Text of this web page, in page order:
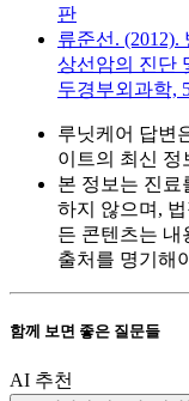
판
류준선.
상선암의 진단
두경부외과학,
루닛케어 답변
이트의 최신 정
본 정보는 진료
하지 않으며,
든 콘텐츠는 내
출처를 명기해
함께 보면 좋은 질문들
AI 추천